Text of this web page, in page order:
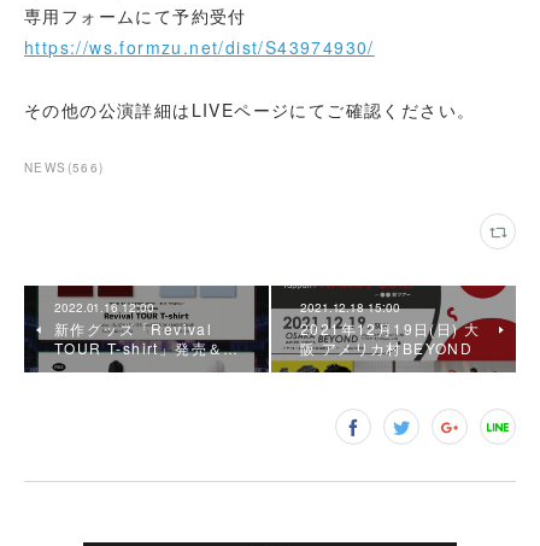
専用フォームにて予約受付
https://ws.formzu.net/dist/S43974930/
その他の公演詳細はLIVEページにてご確認ください。
NEWS (566)
2022.01.16 12:00
新作グッズ「Revival
TOUR T-shirt」発売＆…
2021.12.18 15:00
2021年12月19日(日) 大
阪 アメリカ村BEYOND